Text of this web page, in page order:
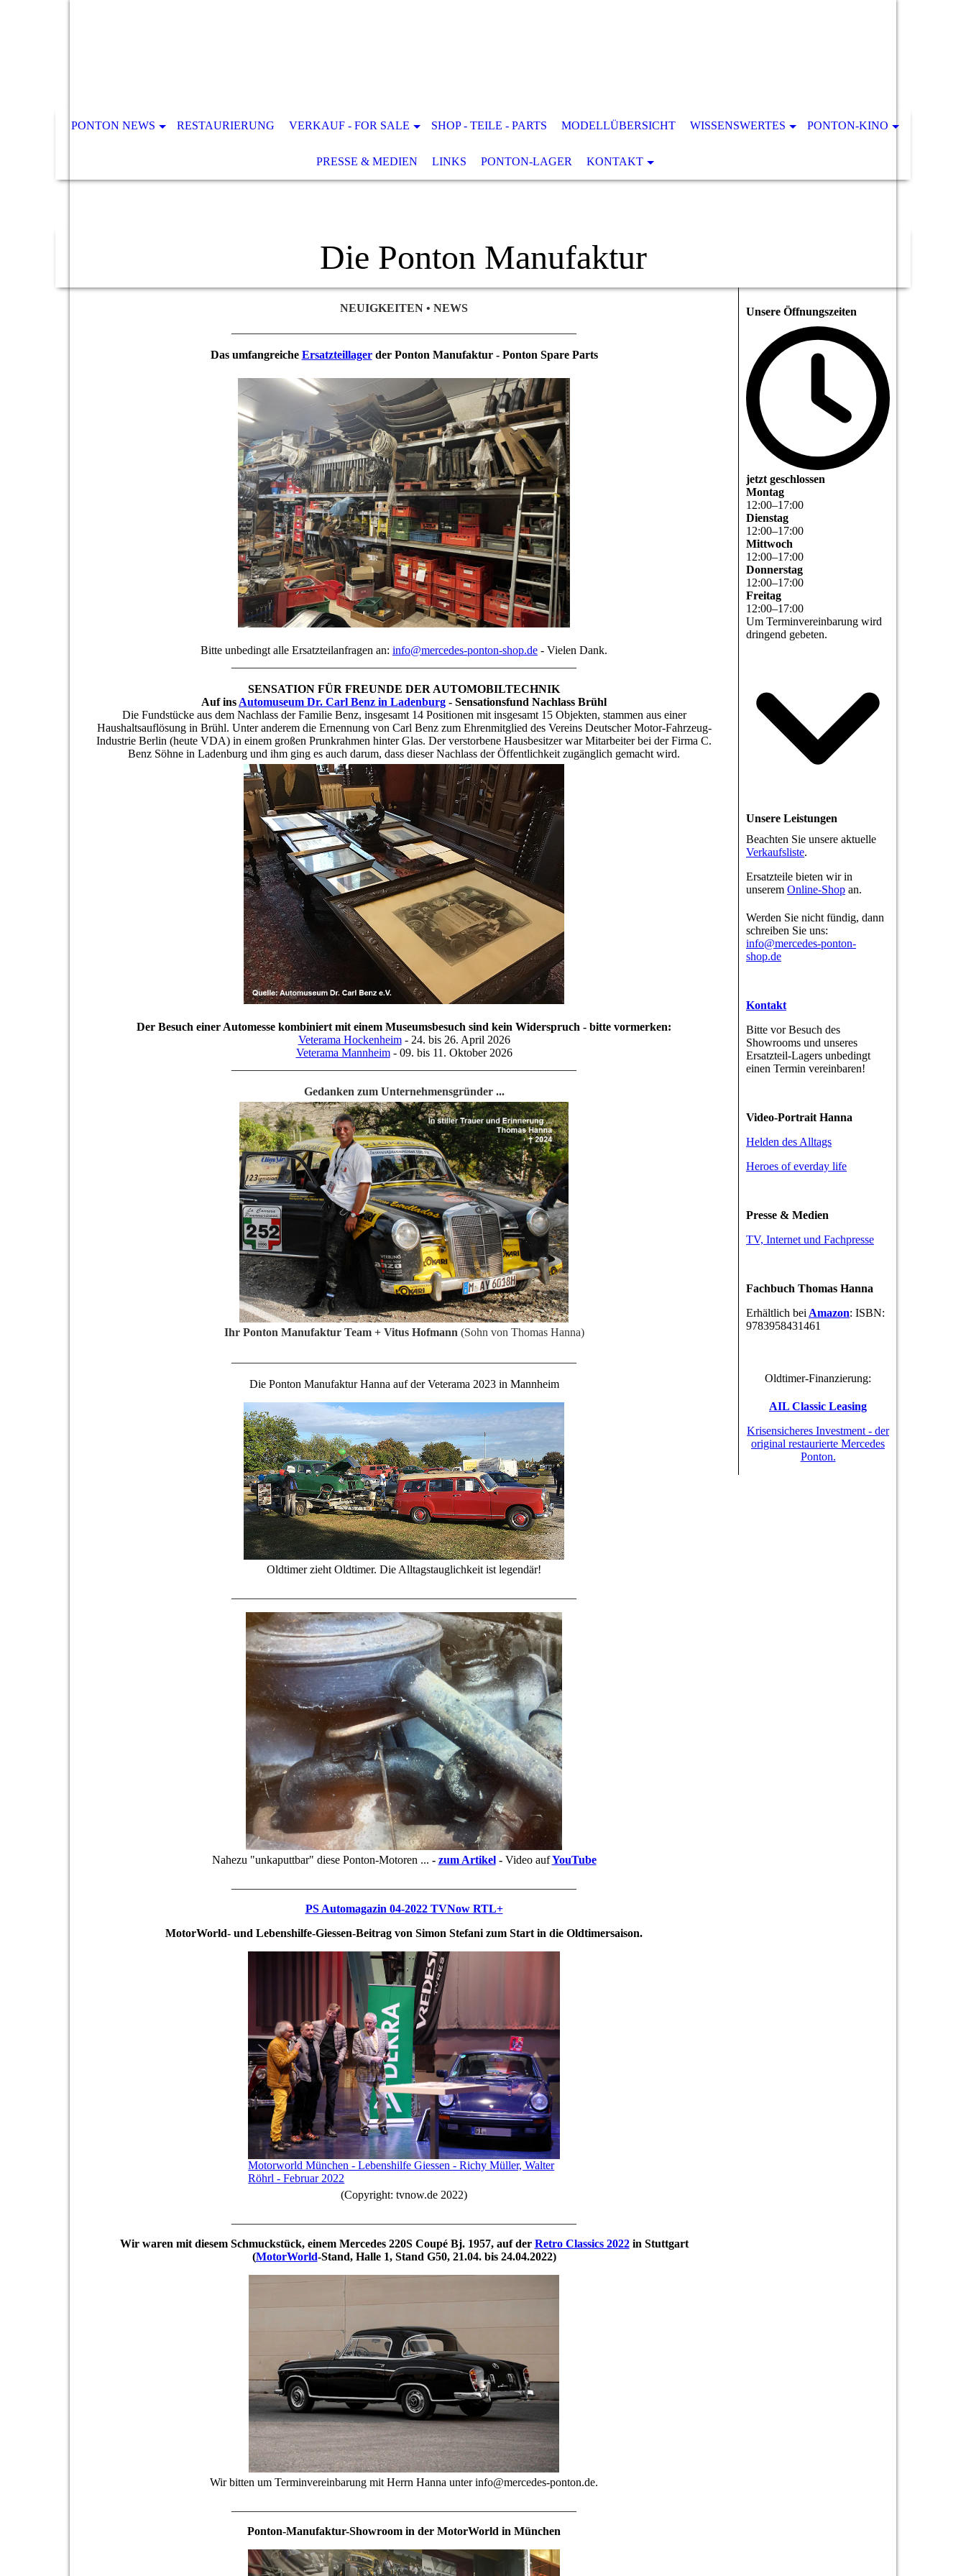
PONTON NEWS RESTAURIERUNG VERKAUF - FOR SALE SHOP - TEILE - PARTS MODELLÜBERSICHT WISSENSWERTES PONTON-KINO
PRESSE & MEDIEN LINKS PONTON-LAGER KONTAKT
Die Ponton Manufaktur
NEUIGKEITEN • NEWS
Das umfangreiche Ersatzteillagerder Ponton Manufaktur - Ponton Spare Parts
Bitte unbedingt alle Ersatzteilanfragen an: info@mercedes-ponton-shop.de - Vielen Dank.
SENSATION FÜR FREUNDE DER AUTOMOBILTECHNIK
Auf ins Automuseum Dr. Carl Benz in Ladenburg - Sensationsfund Nachlass Brühl
Die Fundstücke aus dem Nachlass der Familie Benz, insgesamt 14 Positionen mit insgesamt 15 Objekten, stammen aus einer
Haushaltsauflösung in Brühl. Unter anderem die Ernennung von Carl Benz zum Ehrenmitglied des Vereins Deutscher Motor-Fahrzeug-
Industrie Berlin (heute VDA) in einem großen Prunkrahmen hinter Glas. Der verstorbene Hausbesitzer war Mitarbeiter bei der Firma C.
Benz Söhne in Ladenburg und ihm ging es auch darum, dass dieser Nachlass der Öffentlichkeit zugänglich gemacht wird.
Der Besuch einer Automesse kombiniert mit einem Museumsbesuch sind kein Widerspruch - bitte vormerken:
Veterama Hockenheim- 24. bis 26. April 2026
Veterama Mannheim- 09. bis 11. Oktober 2026
Gedanken zum Unternehmensgründer ...
Ihr Ponton Manufaktur Team + Vitus Hofmann (Sohn von Thomas Hanna)
Die Ponton Manufaktur Hanna auf der Veterama 2023 in Mannheim
Oldtimer zieht Oldtimer. Die Alltagstauglichkeit ist legendär!
Nahezu "unkaputtbar" diese Ponton-Motoren ... - zum Artikel- Video auf YouTube
PS Automagazin 04-2022 TVNow RTL+
MotorWorld- und Lebenshilfe-Giessen-Beitrag von Simon Stefani zum Start in die Oldtimersaison.
Motorworld München - Lebenshilfe Giessen - Richy Müller, Walter
Röhrl - Februar 2022
(Copyright: tvnow.de 2022)
Wir waren mit diesem Schmuckstück, einem Mercedes 220S Coupé Bj. 1957, auf der Retro Classics 2022in Stuttgart
(MotorWorld-Stand, Halle 1, Stand G50, 21.04. bis 24.04.2022)
Wir bitten um Terminvereinbarung mit Herrn Hanna unter info@mercedes-ponton.de.
Ponton-Manufaktur-Showroom in der MotorWorld in München
Unsere Öffnungszeiten
jetzt geschlossen
Montag
12:00–17:00
Dienstag
12:00–17:00
Mittwoch
12:00–17:00
Donnerstag
12:00–17:00
Freitag
12:00–17:00
Um Terminvereinbarung wird
dringend gebeten.
Unsere Leistungen
Beachten Sie unsere aktuelle
Verkaufsliste.
Ersatzteile bieten wir in
unserem Online-Shop an.
Werden Sie nicht fündig, dann
schreiben Sie uns:
info@mercedes-ponton-
shop.de
Kontakt
Bitte vor Besuch des
Showrooms und unseres
Ersatzteil-Lagers unbedingt
einen Termin vereinbaren!
Video-Portrait Hanna
Helden des Alltags
Heroes of everday life
Presse & Medien
TV, Internet und Fachpresse
Fachbuch Thomas Hanna
Erhältlich bei Amazon: ISBN:
9783958431461
Oldtimer-Finanzierung:
AIL Classic Leasing
Krisensicheres Investment - der
original restaurierte Mercedes
Ponton.